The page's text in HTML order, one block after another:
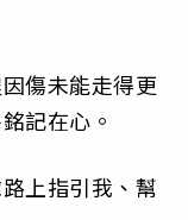
傷未能走得更
記在心。
上指引我、幫